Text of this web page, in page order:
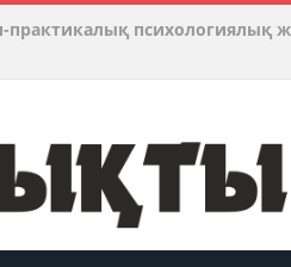
психологиялық